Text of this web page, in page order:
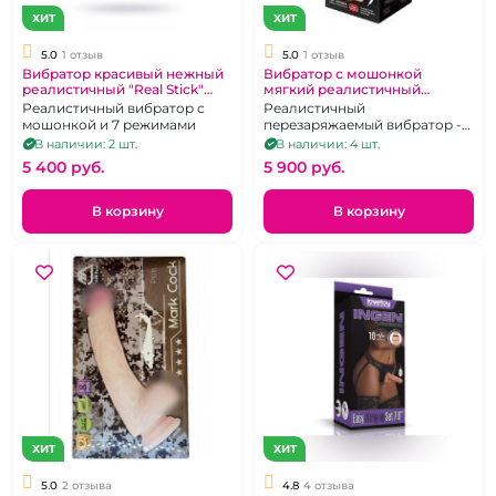
ХИТ
5.0 1 отзыв
Вибратор красивый нежный
реалистичный "Real Stick"
Alfonso
Реалистичный вибратор с
мошонкой и 7 режимами
В наличии: 2 шт.
5 400 pуб.
В корзину
ХИТ
5.0 1 отзыв
Вибратор с мошонкой
мягкий реалистичный
"Neoskin" с беспроводным
пультом
Реалистичный
перезаряжаемый вибратор -
фаллоимитатор с пультом
дистанционного управления
В наличии: 4 шт.
5 900 pуб.
В корзину
ХИТ
5.0 2 отзыва
ХИТ
4.8 4 отзыва